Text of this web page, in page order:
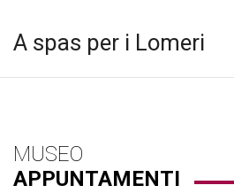
A spas per i Lomeri
MUSEO
APPUNTAMENTI